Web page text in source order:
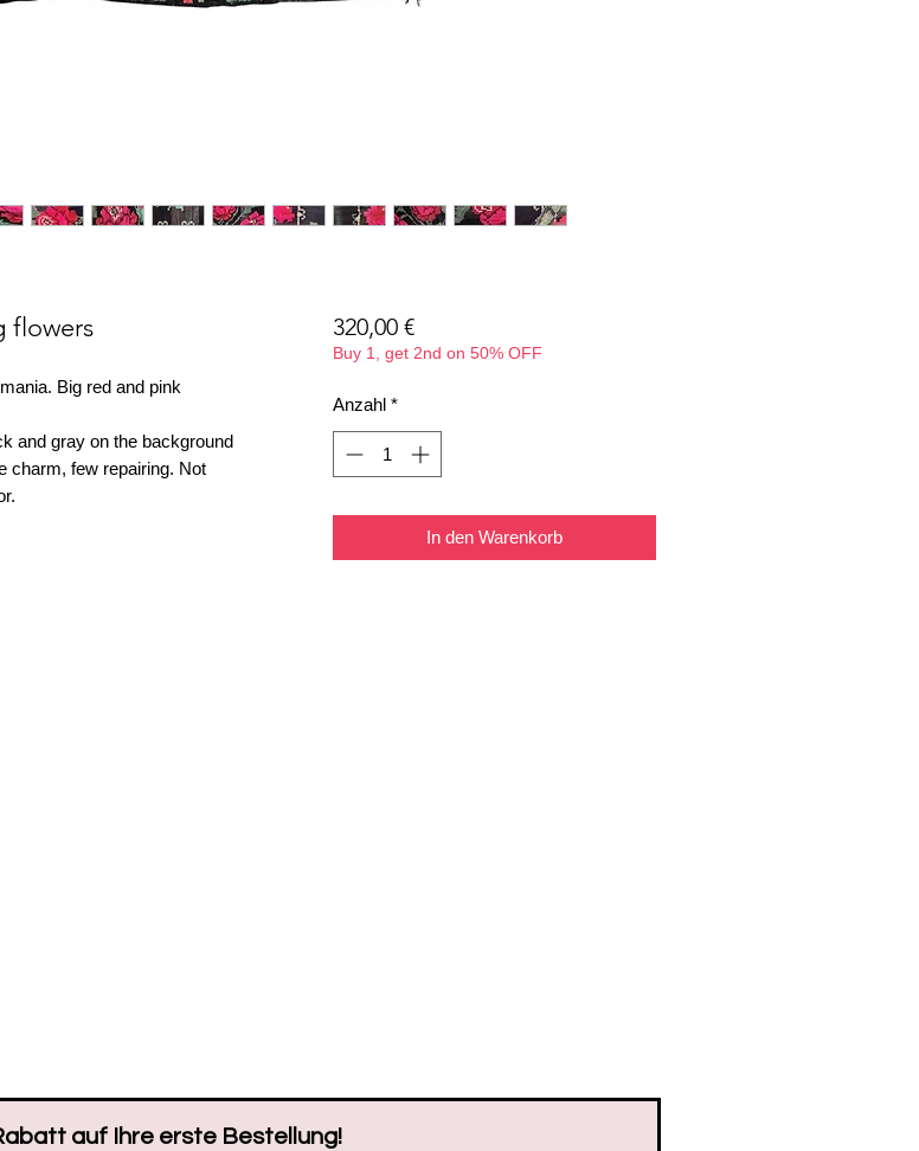
auf Ihre erste Bestellung!
flowers
Big red and pink
and gray on the background
charm, few repairing. Not
320,00 €Preis
Buy 1, get 2nd on 50% OFF
Anzahl *
In den Warenkorb